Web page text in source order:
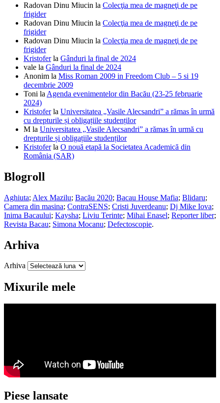
Radovan Dinu Miucin la Colecţia mea de magneţi de pe
frigider
Radovan Dinu Miucin la Colecţia mea de magneţi de pe
frigider
Radovan Dinu Miucin la Colecţia mea de magneţi de pe
frigider
Kristoferla Gânduri la final de 2024
vale la Gânduri la final de 2024
Anonim la Miss Roman 2009 in Freedom Club – 5 si 19
decembrie 2009
Toni la Agenda evenimentelor din Bacău (23-25 februarie
2024)
Kristoferla Universitatea „Vasile Alecsandri” a rămas în urmă
cu drepturile și obligațiile studenților
M la Universitatea „Vasile Alecsandri” a rămas în urmă cu
drepturile și obligațiile studenților
Kristoferla O nouă etapă la Societatea Academică din
România (SAR)
Blogroll
Aghiuta; Alex Mazilu; Bacău 2020; Bacau House Mafia; Blidaru;
Camera din masina; ContraSENS; Cristi Juverdeanu; Dj Mike Iova;
Inima Bacaului; Kaysha; Liviu Terinte; Mihai Enasel; Reporter liber;
Revista Bacau; Simona Mocanu; Defectoscopie.
Arhiva
Arhiva
Mixurile mele
Piese lansate